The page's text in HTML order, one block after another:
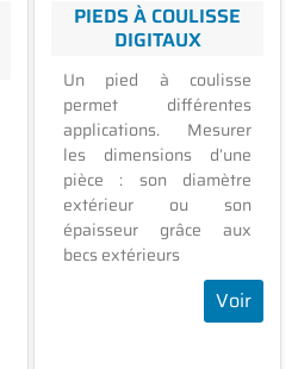
PIEDS À COULISSE
DIGITAUX
Un pied à coulisse
permet différentes
applications. Mesurer
les dimensions d’une
pièce : son diamètre
extérieur ou son
épaisseur grâce aux
becs extérieurs
Voir